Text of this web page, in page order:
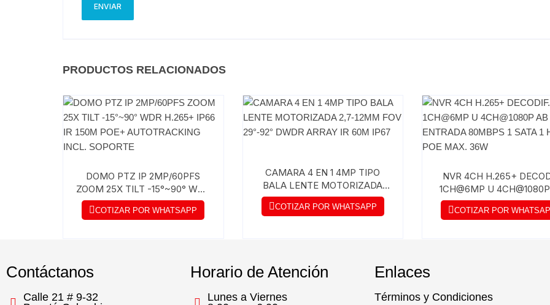
PRODUCTOS RELACIONADOS
DOMO PTZ IP 2MP/60PFS
ZOOM 25X TILT -15°~90° WDR
H.265+ IP66 IR 150M POE+
AUTOTRACKING INCL.
COTIZAR POR WHATSAPP
CAMARA 4 EN 1 4MP TIPO
BALA LENTE MOTORIZADA
2,7-12MM FOV 29°-92° DWDR
ARRAY IR 60M IP67
COTIZAR POR WHATSAPP
NVR 4CH H.265+
1CH@6MP U
ENTRADA 80MBPS 1
HDMI 4 POE MAX.
COTIZAR POR
Contáctanos
Calle 21 # 9-32
Horario de Atención
Lunes a Viernes
Enlaces
Términos y Condiciones